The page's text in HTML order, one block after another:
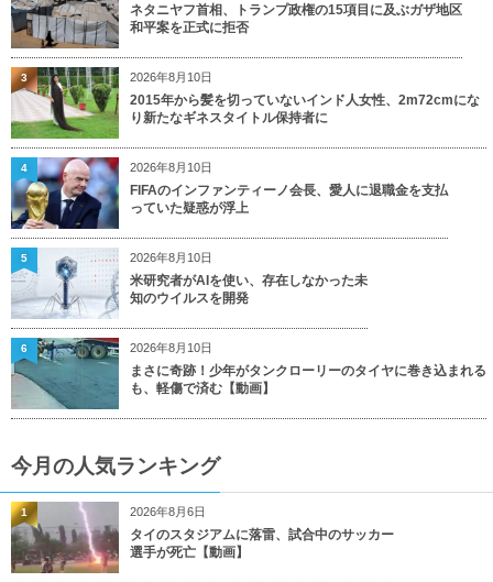
ネタニヤフ首相、トランプ政権の15項目に及ぶガザ地区
和平案を正式に拒否
2026年8月10日
2015年から髪を切っていないインド人女性、2m72cmにな
り新たなギネスタイトル保持者に
3
2026年8月10日
FIFAのインファンティーノ会長、愛人に退職金を支払
っていた疑惑が浮上
4
2026年8月10日
米研究者がAIを使い、存在しなかった未
知のウイルスを開発
5
2026年8月10日
まさに奇跡！少年がタンクローリーのタイヤに巻き込まれる
も、軽傷で済む【動画】
6
今月の人気ランキング
2026年8月6日
タイのスタジアムに落雷、試合中のサッカー
選手が死亡【動画】
1